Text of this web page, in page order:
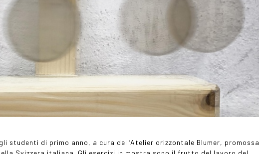
studenti di primo anno, a cura dell’Atelier orizzontale Blumer, promossa